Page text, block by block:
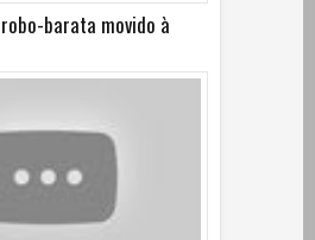
barata movido à